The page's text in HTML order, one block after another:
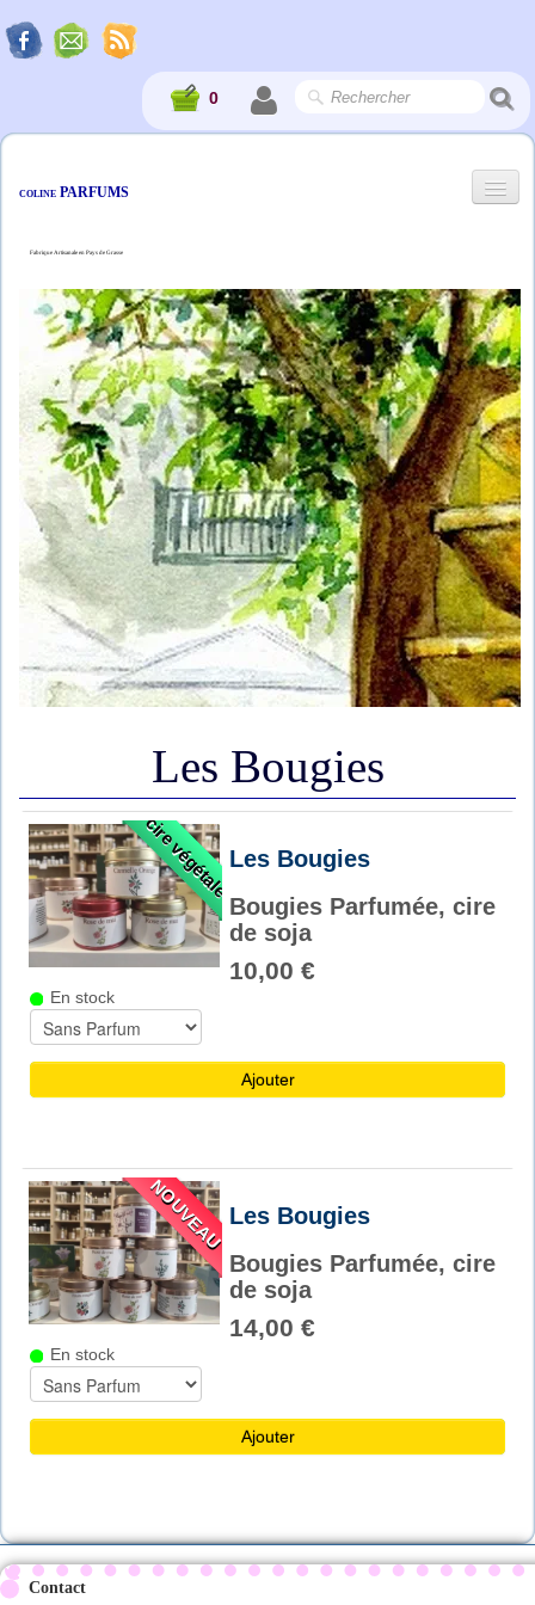
0
COLINE PARFUMS
Fabrique Artisanale en Pays de Grasse
Accueil
Société
La Boutique
Album
Professionnels
Contact
Réglementation
Les Bougies
cire végétaleLes Bougies
Bougies Parfumée, cire
de soja
10,00 €
En stock
Ajouter
NOUVEAU Les Bougies
Bougies Parfumée, cire
de soja
14,00 €
En stock
Ajouter
Contact